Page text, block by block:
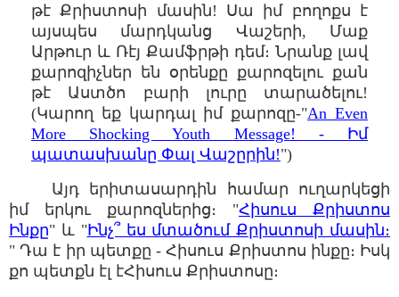
թէ Քրիստոսի մասին! Սա իմ բողոքս է
այսպես մարդկանց Վաշերի, Մաք
Արթուր և Ռէյ Քամֆրթի դեմ։ Նրանք լավ
քարոզիչներ են օրենքը քարոզելու քան
թէ Աստծո բարի լուրը տարածելու!
(Կարող եք կարդալ իմ քարոզը-"An Even
More Shocking Youth Message! - Իմ
պատասխանը Փալ Վաշըրին!")
Այդ երիտասարդին համար ուղարկեցի
իմ երկու քարոզներից։ "Հիսուս Քրիստոս
Ինքը" և "Ինչ՞ ես մտածում Քրիստոսի մասին։
" Դա է իր պետքը - Հիսուս Քրիստոս ինքը։ Իսկ
քո պետքն էլ էՀիսուս Քրիստոսը։